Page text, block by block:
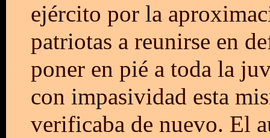
ejército por la
patriotas a reunirse en
poner en pié a toda la
con impasividad esta
verificaba de nuevo. El